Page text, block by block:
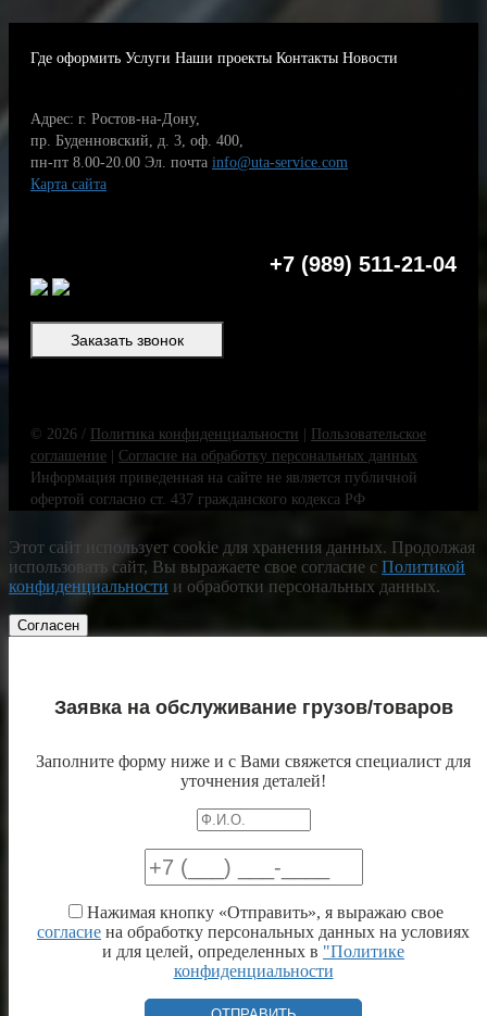
Где оформить Услуги Наши проекты Контакты Новости
Адрес: г. Ростов-на-Дону,
пр. Буденновский, д. 3, оф. 400,
пн-пт 8.00-20.00 Эл. почта info@uta-service.com
Карта сайта
+7 (989) 511-21-04
Заказать звонок
© 2026 / Политика конфиденциальности
Пользовательское
соглашение
Согласие на обработку персональных данных
Информация приведенная на сайте не является публичной
офертой согласно ст. 437 гражданского кодекса РФ
Этот сайт использует cookie для хранения данных. Продолжая
использовать сайт, Вы выражаете свое согласие с Политикой
конфиденциальности и обработки персональных данных.
Согласен
Заявка на обслуживание грузов/товаров
Заполните форму ниже и с Вами свяжется специалист для
уточнения деталей!
Нажимая кнопку «Отправить», я выражаю свое
согласие на обработку персональных данных на условиях
и для целей, определенных в "Политике
конфиденциальности